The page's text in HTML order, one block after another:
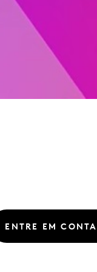
ENTRE EM